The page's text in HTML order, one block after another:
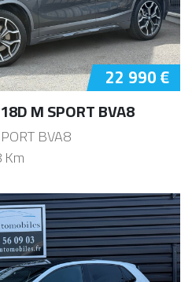
22 990 €
M SPORT BVA8
BVA8